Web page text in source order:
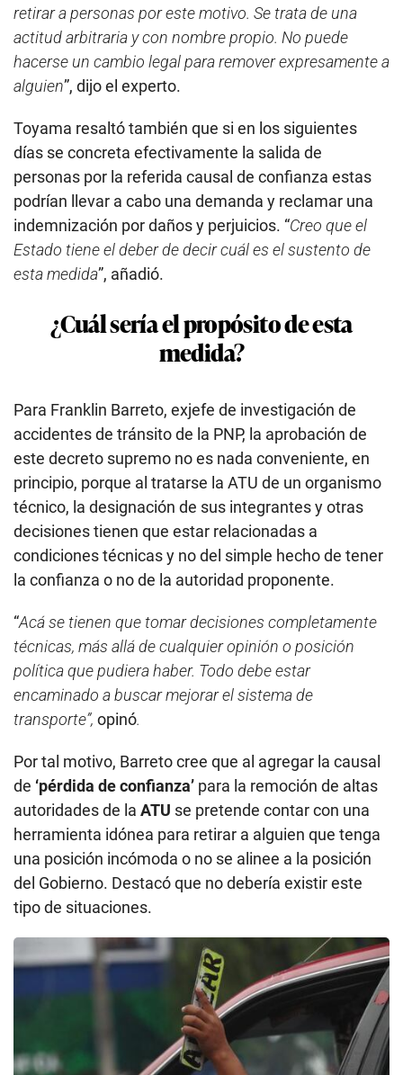
retirar a personas por este motivo. Se trata de una
actitud arbitraria y con nombre propio. No puede
hacerse un cambio legal para remover expresamente a
alguien”, dijo el experto.
Toyama resaltó también que si en los siguientes
días se concreta efectivamente la salida de
personas por la referida causal de confianza estas
podrían llevar a cabo una demanda y reclamar una
indemnización por daños y perjuicios. “Creo que el
Estado tiene el deber de decir cuál es el sustento de
esta medida”, añadió.
¿Cuál sería el propósito de esta
medida?
Para Franklin Barreto, exjefe de investigación de
accidentes de tránsito de la PNP, la aprobación de
este decreto supremo no es nada conveniente, en
principio, porque al tratarse la ATU de un organismo
técnico, la designación de sus integrantes y otras
decisiones tienen que estar relacionadas a
condiciones técnicas y no del simple hecho de tener
la confianza o no de la autoridad proponente.
“Acá se tienen que tomar decisiones completamente
técnicas, más allá de cualquier opinión o posición
política que pudiera haber. Todo debe estar
encaminado a buscar mejorar el sistema de
transporte”, opinó.
Por tal motivo, Barreto cree que al agregar la causal
de ‘pérdida de confianza’ para la remoción de altas
autoridades de la ATU se pretende contar con una
herramienta idónea para retirar a alguien que tenga
una posición incómoda o no se alinee a la posición
del Gobierno. Destacó que no debería existir este
tipo de situaciones.